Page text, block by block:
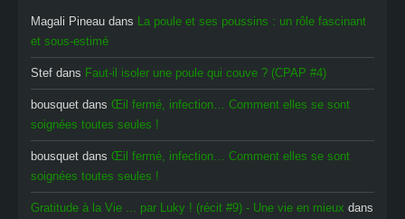
Magali Pineau dans La poule et ses poussins : un rôle fascinant
et sous-estimé
Stef dans Faut-il isoler une poule qui couve ? (CPAP #4)
bousquet dans Œil fermé, infection… Comment elles se sont
soignées toutes seules !
bousquet dans Œil fermé, infection… Comment elles se sont
soignées toutes seules !
Gratitude à la Vie ... par Luky ! (récit #9) - Une vie en mieux dans